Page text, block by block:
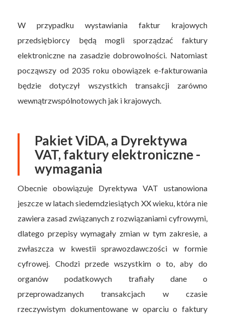
W przypadku wystawiania faktur krajowych
przedsiębiorcy będą mogli sporządzać faktury
elektroniczne na zasadzie dobrowolności. Natomiast
począwszy od 2035 roku obowiązek e-fakturowania
będzie dotyczył wszystkich transakcji zarówno
wewnątrzwspólnotowych jak i krajowych.
Pakiet ViDA, a Dyrektywa
VAT, faktury elektroniczne -
wymagania
Obecnie obowiązuje Dyrektywa VAT ustanowiona
jeszcze w latach siedemdziesiątych XX wieku, która nie
zawiera zasad związanych z rozwiązaniami cyfrowymi,
dlatego przepisy wymagały zmian w tym zakresie, a
zwłaszcza w kwestii sprawozdawczości w formie
cyfrowej. Chodzi przede wszystkim o to, aby do
organów podatkowych trafiały dane o
przeprowadzanych transakcjach w czasie
rzeczywistym dokumentowane w oparciu o faktury